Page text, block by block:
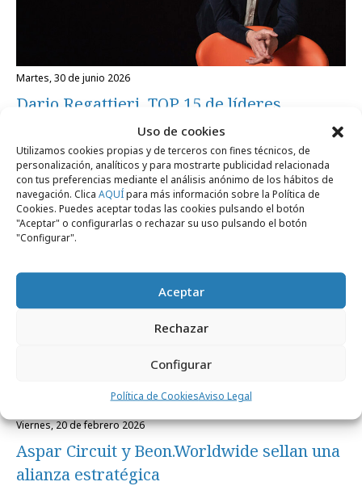
Uso de cookies
Utilizamos cookies propias y de terceros con fines técnicos, de
personalización, analíticos y para mostrarte publicidad relacionada
con tus preferencias mediante el análisis anónimo de los hábitos de
navegación. Clica AQUÍpara más información sobre la Política de
Cookies. Puedes aceptar todas las cookies pulsando el botón
"Aceptar" o configurarlas o rechazar su uso pulsando el botón
"Configurar".
Aceptar
Rechazar
Configurar
Política de CookiesAviso Legal
martes, 30 de junio 2026
Dario Regattieri, TOP 15 de líderes
europeos de la industria de eventos
Empresas y Negocios
viernes, 20 de febrero 2026
Aspar Circuit y Beon.Worldwide sellan una
alianza estratégica